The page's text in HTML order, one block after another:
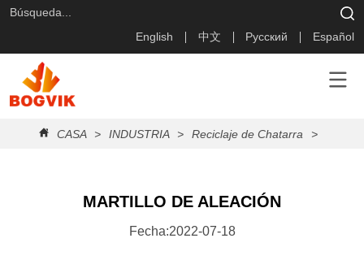
English 中文 Русский Español
CASA > INDUSTRIA > Reciclaje de Chatarra >
MARTILLO DE ALEACIÓN
Fecha:2022-07-18